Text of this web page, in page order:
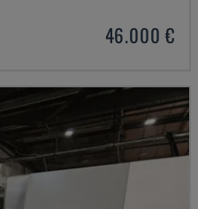
46.000 €